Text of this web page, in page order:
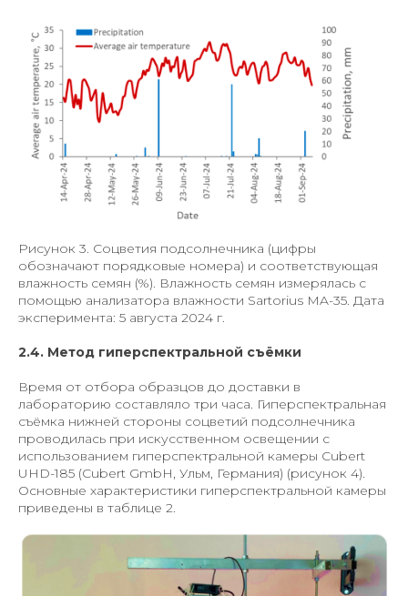
Рисунок 3. Соцветия подсолнечника (цифры
обозначают порядковые номера) и соответствующая
влажность семян (%). Влажность семян измерялась с
помощью анализатора влажности Sartorius MA-35. Дата
эксперимента: 5 августа 2024 г.
2.4. Метод гиперспектральной съёмки
Время от отбора образцов до доставки в
лабораторию составляло три часа. Гиперспектральная
съёмка нижней стороны соцветий подсолнечника
проводилась при искусственном освещении с
использованием гиперспектральной камеры Cubert
UHD-185 (Cubert GmbH, Ульм, Германия) (рисунок 4).
Основные характеристики гиперспектральной камеры
приведены в таблице 2.